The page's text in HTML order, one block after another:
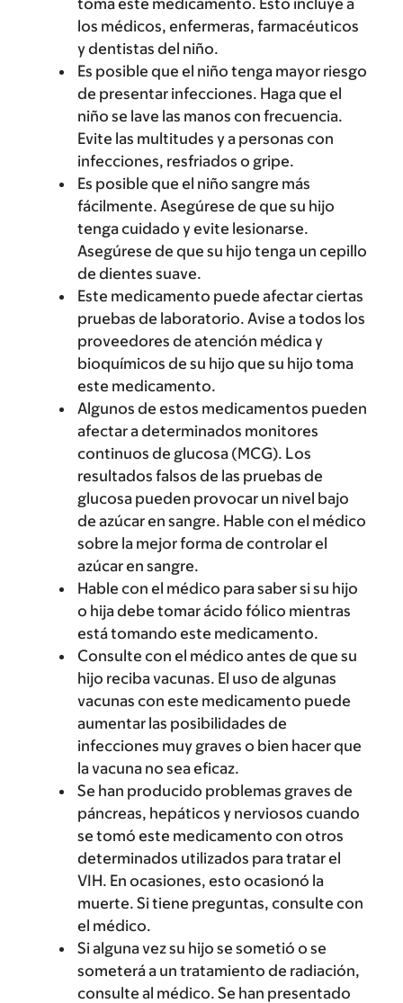
toma este medicamento. Esto incluye a
los médicos, enfermeras, farmacéuticos
y dentistas del niño.
Es posible que el niño tenga mayor riesgo
de presentar infecciones. Haga que el
niño se lave las manos con frecuencia.
Evite las multitudes y a personas con
infecciones, resfriados o gripe.
Es posible que el niño sangre más
fácilmente. Asegúrese de que su hijo
tenga cuidado y evite lesionarse.
Asegúrese de que su hijo tenga un cepillo
de dientes suave.
Este medicamento puede afectar ciertas
pruebas de laboratorio. Avise a todos los
proveedores de atención médica y
bioquímicos de su hijo que su hijo toma
este medicamento.
Algunos de estos medicamentos pueden
afectar a determinados monitores
continuos de glucosa (MCG). Los
resultados falsos de las pruebas de
glucosa pueden provocar un nivel bajo
de azúcar en sangre. Hable con el médico
sobre la mejor forma de controlar el
azúcar en sangre.
Hable con el médico para saber si su hijo
o hija debe tomar ácido fólico mientras
está tomando este medicamento.
Consulte con el médico antes de que su
hijo reciba vacunas. El uso de algunas
vacunas con este medicamento puede
aumentar las posibilidades de
infecciones muy graves o bien hacer que
la vacuna no sea eficaz.
Se han producido problemas graves de
páncreas, hepáticos y nerviosos cuando
se tomó este medicamento con otros
determinados utilizados para tratar el
VIH. En ocasiones, esto ocasionó la
muerte. Si tiene preguntas, consulte con
el médico.
Si alguna vez su hijo se sometió o se
someterá a un tratamiento de radiación,
consulte al médico. Se han presentado